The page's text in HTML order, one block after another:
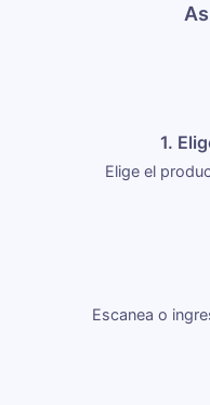
1.
Elige el
Escanea o